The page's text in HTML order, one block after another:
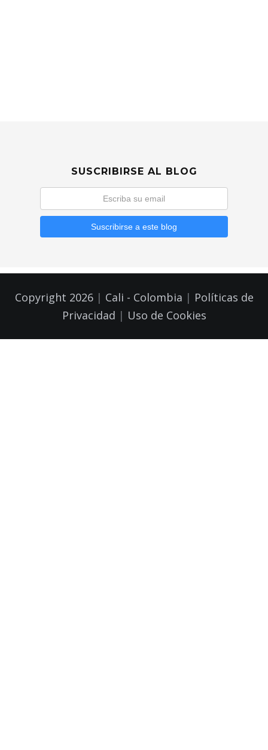
SUSCRIBIRSE AL BLOG
Copyright 2026| Cali - Colombia | Políticas de
Privacidad | Uso de Cookies